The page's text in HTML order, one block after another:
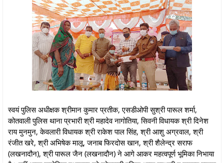
स्वयं पुलिस अधीक्षक श्रीमान कुमार प्रतीक, एसडीओपी सुश्री पारूल शर्मा,
कोतवाली पुलिस थाना प्रभारी श्री महादेव नागोतिया, सिवनी विधायक श्री दिनेश
राय मुनमुन, केवलारी विधायक श्री राकेश पाल सिंह, श्री आशु अग्रवाल, श्री
रंजीत खरे, श्री अभिषेक मालू, जनाब फिरदोस खान, श्री शैलेन्द्र सराफ
(लखनादौन), श्री पारूल जैन (लखनादौन) ने आगे आकर महत्वपूर्ण भूमिका निभाया